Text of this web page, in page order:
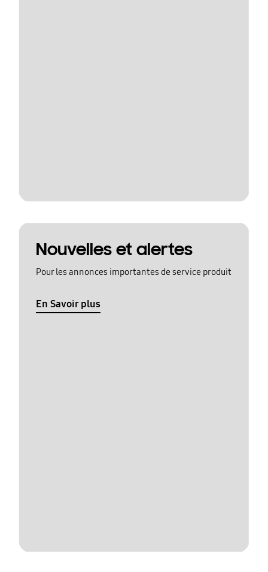
Nouvelles et alertes
Pour les annonces importantes de service produit
En Savoir plus